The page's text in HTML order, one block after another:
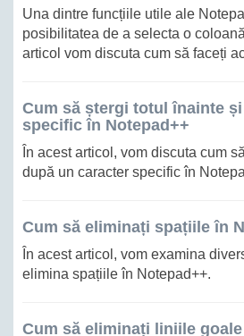
Una dintre funcțiile utile ale
posibilitatea de a selecta o
articol vom discuta cum să faceți
Cum să ștergi totul înainte
specific în Notepad++
În acest articol, vom discuta cum
după un caracter specific în
Cum să eliminați spațiile în
În acest articol, vom examina
elimina spațiile în Notepad++.
Cum să eliminați liniile